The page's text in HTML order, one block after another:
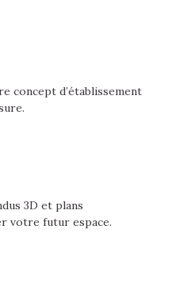
concept d’établissement
3D et plans
votre futur espace.